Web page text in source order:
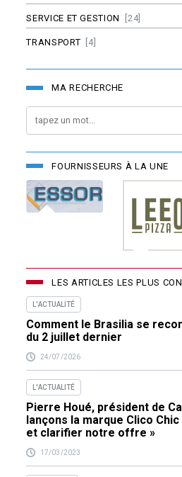
SERVICE ET GESTION [24]
TRANSPORT [4]
MA RECHERCHE
FOURNISSEURS À LA UNE
LES ARTICLES LES PLUS
L'ACTUALITÉ
Comment le Brasilia se
du 2 juillet dernier
24/07/2026
L'ACTUALITÉ
Pierre Houé, président de
lançons la marque Clico
et clarifier notre offre »
17/03/2023